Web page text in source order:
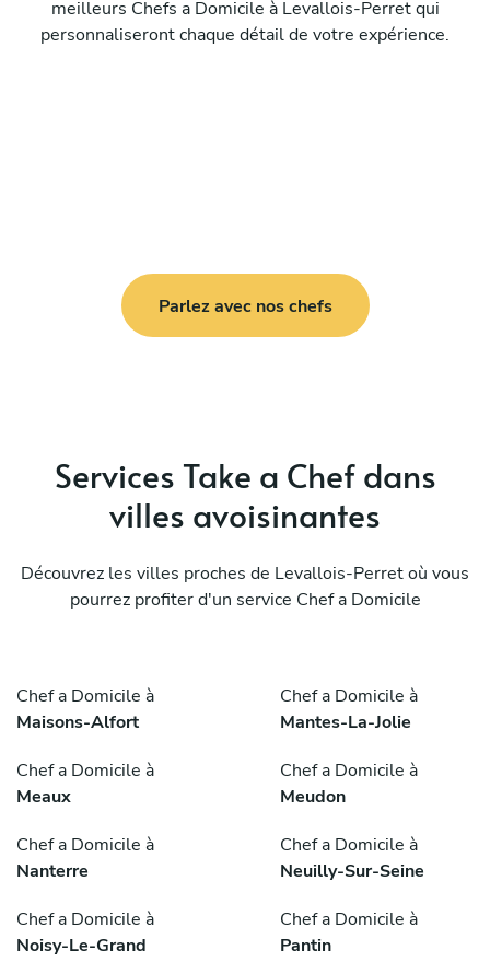
meilleurs Chefs a Domicile à Levallois-Perret qui
personnaliseront chaque détail de votre expérience.
Parlez avec nos chefs
Services Take a Chef dans
villes avoisinantes
Découvrez les villes proches de Levallois-Perret où vous
pourrez profiter d'un service Chef a Domicile
Chef a Domicile à
Maisons-Alfort
Chef a Domicile à
Mantes-La-Jolie
Chef a Domicile à
Meaux
Chef a Domicile à
Meudon
Chef a Domicile à
Nanterre
Chef a Domicile à
Neuilly-Sur-Seine
Chef a Domicile à
Noisy-Le-Grand
Chef a Domicile à
Pantin